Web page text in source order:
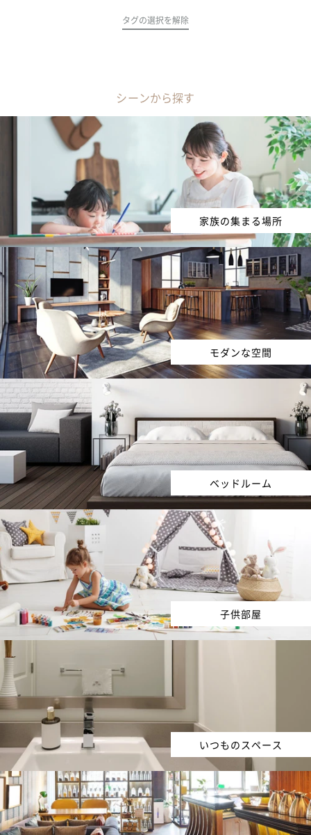
タグの選択を解除
シーンから探す
家族の集まる場所
モダンな空間
ベッドルーム
子供部屋
いつものスペース